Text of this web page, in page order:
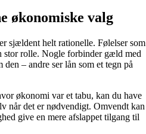
økonomiske valg
sjældent helt rationelle. Følelser som
stor rolle. Nogle forbinder gæld med
– andre ser lån som et tegn på
økonomi var et tabu, kan du have
når det er nødvendigt. Omvendt kan
give en mere afslappet tilgang til